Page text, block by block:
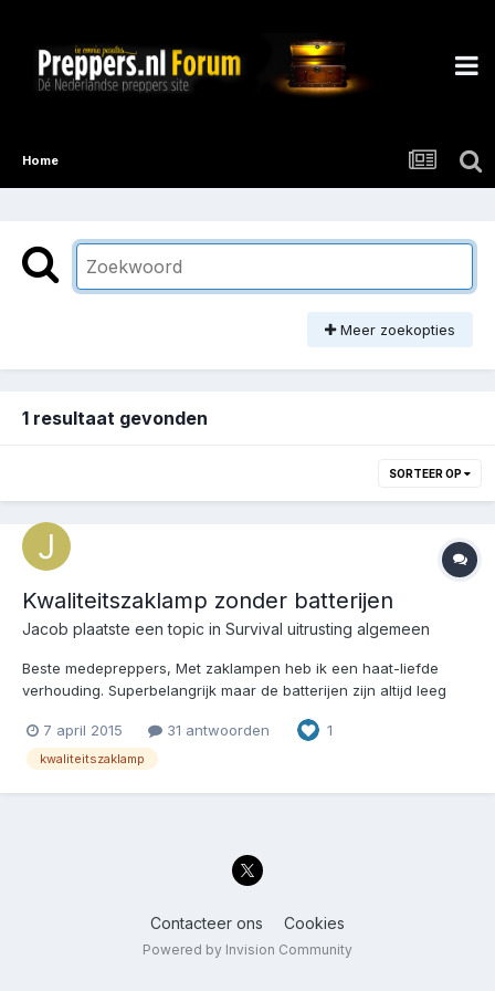
Home
Meer zoekopties
1 resultaat gevonden
SORTEER OP
Kwaliteitszaklamp zonder batterijen
Jacob plaatste een topic in Survival uitrusting algemeen
Beste medepreppers, Met zaklampen heb ik een haat-liefde
verhouding. Superbelangrijk maar de batterijen zijn altijd leeg
straaltje alles". Graag zou ik dan een moderne knijpkat willen.
Zo'n zaklamp die je kunt opwinden maar dan w...
7 april 2015 31 antwoorden 1
kwaliteitszaklamp
Contacteer ons Cookies
Powered by Invision Community